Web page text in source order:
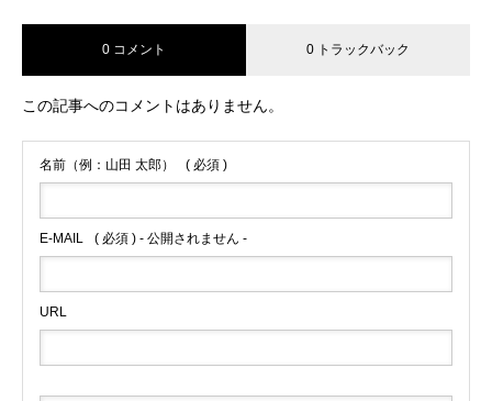
0 コメント 0 トラックバック
この記事へのコメントはありません。
名前（例：山田 太郎） ( 必須 )
E-MAIL ( 必須 ) - 公開されません -
URL